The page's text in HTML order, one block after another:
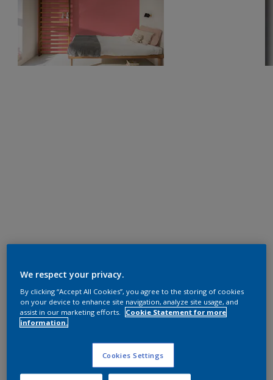
We respect your privacy.
By clicking “Accept All Cookies”, you agree to the storing of cookies
on your device to enhance site navigation, analyze site usage, and
assist in our marketing efforts.
Cookie Statement for more
information.
Cookies Settings